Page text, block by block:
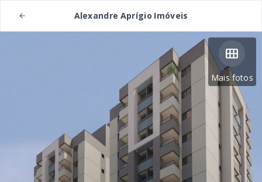
Alexandre Aprígio Imóveis
Mais fotos